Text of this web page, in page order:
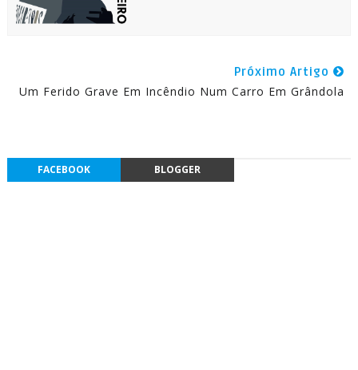
Próximo Artigo
Um Ferido Grave Em Incêndio Num Carro Em Grândola
FACEBOOK BLOGGER